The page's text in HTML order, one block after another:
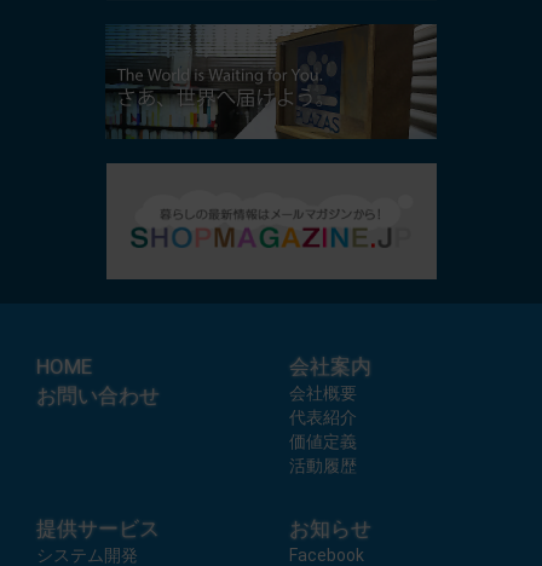
HOME
お問い合わせ
会社案内
会社概要
代表紹介
価値定義
活動履歴
提供サービス
システム開発
お知らせ
Facebook